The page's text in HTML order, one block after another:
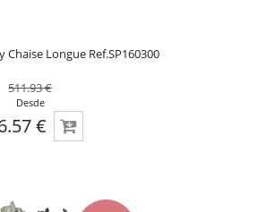
Chaise Longue Ref.SP160300
511.93 €
Desde
€